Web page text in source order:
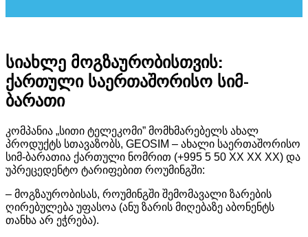
სიახლე მოგზაურობისთვის:
ქართული საერთაშორისო სიმ-
ბარათი
კომპანია „სითი ტელეკომი” მომხმარებელს ახალ
პროდუქტს სთავაზობს, GEOSIM – ახალი საერთაშორისო
სიმ-ბარათია ქართული ნომრით (+995 5 50 XX XX XX) და
უპრეცედენტო ტარიფებით როუმინგში:
– მოგზაურობისას, როუმინგში შემომავალი ზარების
ღირებულება უფასოა (ანუ ზარის მიღებაზე აბონენტს
თანხა არ ეჭრება).